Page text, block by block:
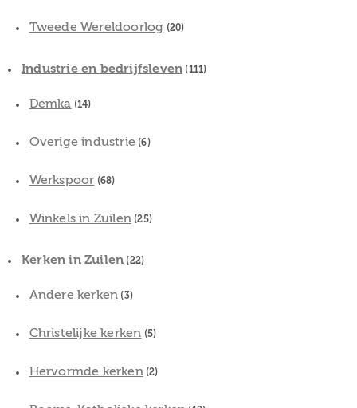
Tweede Wereldoorlog (20)
Industrie en bedrijfsleven (111)
Demka (14)
Overige industrie (6)
Werkspoor (68)
Winkels in Zuilen (25)
Kerken in Zuilen (22)
Andere kerken (3)
Christelijke kerken (5)
Hervormde kerken(2)